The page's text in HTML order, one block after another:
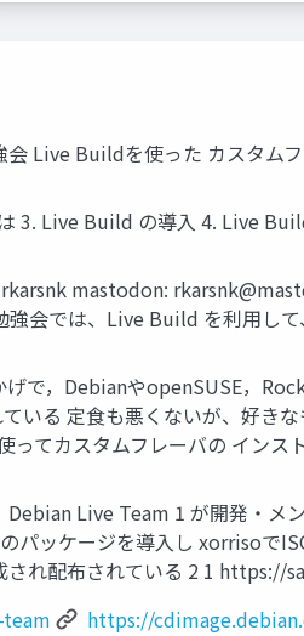
Live Buildを使った カスタム
3. Live Build の導入 4. Live
mastodon:
会では、Live Build を利用し
げで，DebianやopenSUSE，
いる 定食も悪くないが、好き
ってカスタムフレーバの イン
Live Team 1 が開発・メ
パッケージを導入し xorrisoで
され配布されている 2 1
https://